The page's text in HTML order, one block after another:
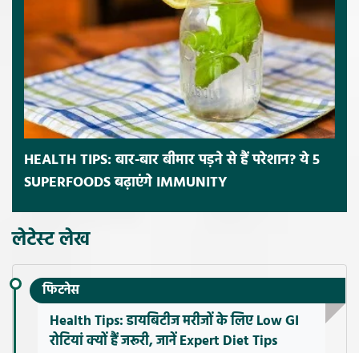
HEALTH TIPS: बार-बार बीमार पड़ने से हैं परेशान? ये 5
SUPERFOODS बढ़ाएंगे IMMUNITY
लेटेस्ट लेख
फिटनेस
Health Tips: डायबिटीज मरीजों के लिए Low GI
रोटियां क्यों हैं जरूरी, जानें Expert Diet Tips